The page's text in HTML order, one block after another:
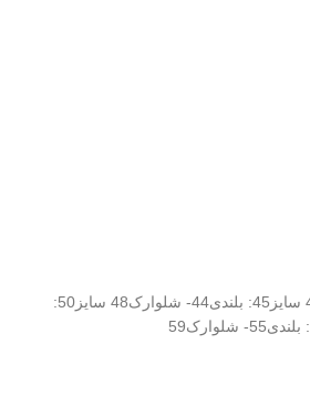
سایز40: بلندی39- شلوارک41 سایز45: بلندی44- شلوارک48 سایز50: